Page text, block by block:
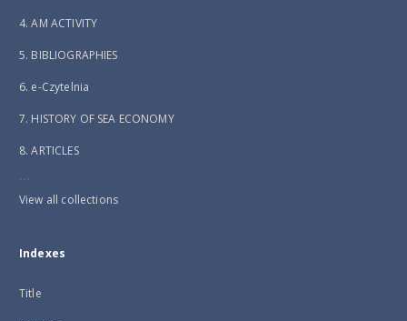
4. AM ACTIVITY
5. BIBLIOGRAPHIES
6. e-Czytelnia
7. HISTORY OF SEA ECONOMY
8. ARTICLES
...
View all collections
Indexes
Title